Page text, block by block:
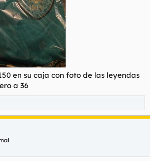
en su caja con foto de las leyendas
a 36